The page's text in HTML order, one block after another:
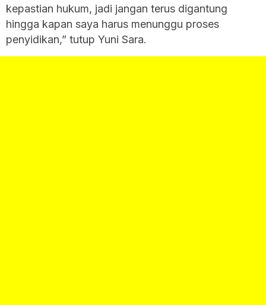
kepastian hukum, jadi jangan terus digantung
hingga kapan saya harus menunggu proses
penyidikan,” tutup Yuni Sara.